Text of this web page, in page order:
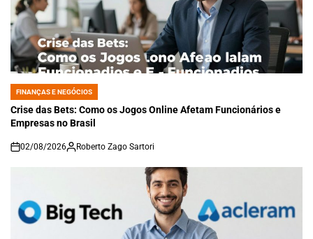
POSTED
IN
FINANÇAS E NEGÓCIOS
Crise das Bets: Como os Jogos Online Afetam Funcionários e
Empresas no Brasil
on
02/08/2026 Roberto Zago Sartori